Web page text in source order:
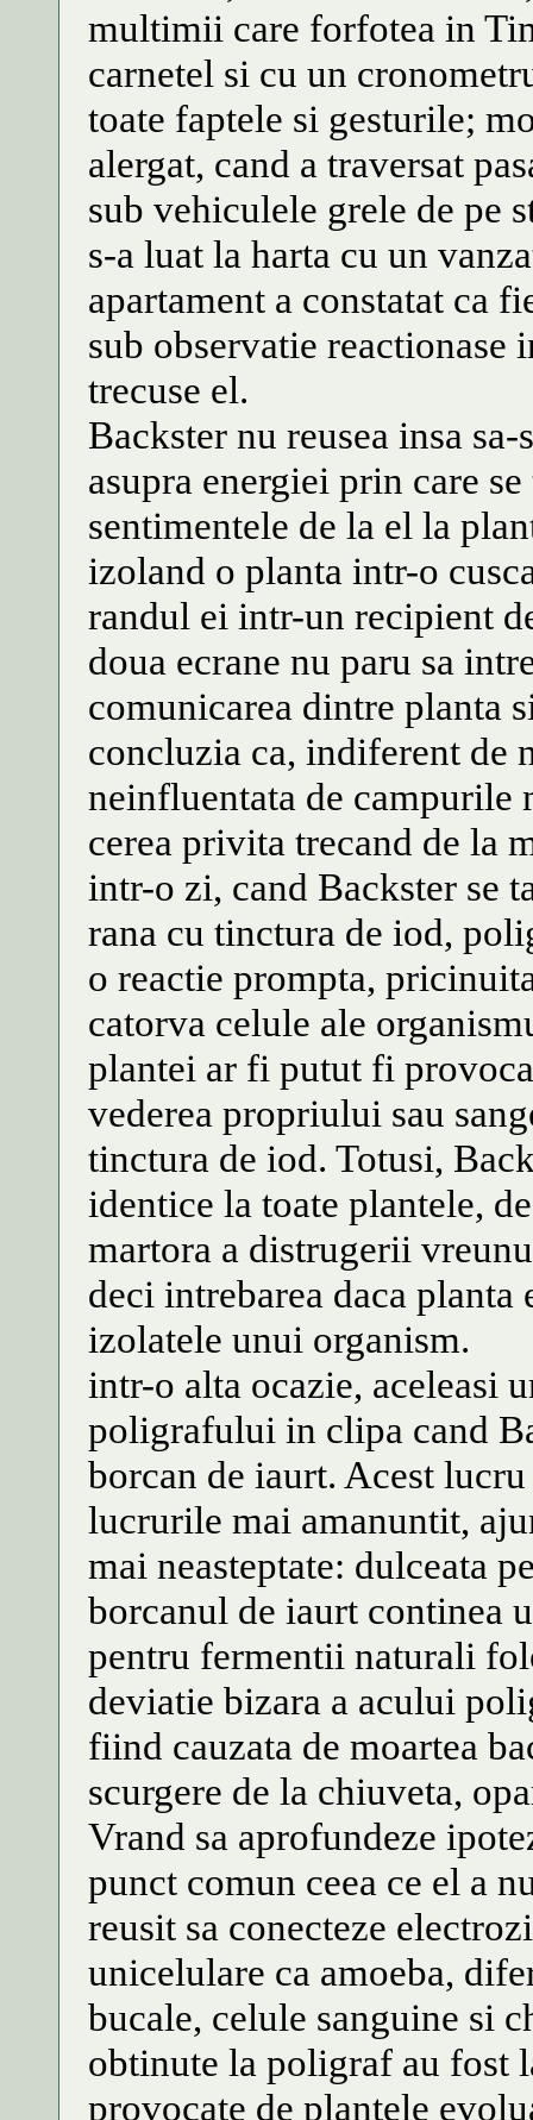
multimii care forfotea in
carnetel si cu un
toate faptele si gesturile;
alergat, cand a traversat
sub vehiculele grele de pe
s-a luat la harta cu un
apartament a constatat ca
sub observatie
trecuse el.
Backster nu reusea insa
asupra energiei prin care
sentimentele de la el la
izoland o planta intr-o
randul ei intr-un recipient
doua ecrane nu paru sa
comunicarea dintre planta
concluzia ca, indiferent de
neinfluentata de campurile
cerea privita trecand de la
intr-o zi, cand Backster se
rana cu tinctura de iod,
o reactie prompta,
catorva celule ale
plantei ar fi putut fi
vederea propriului sau
tinctura de iod. Totusi,
identice la toate plantele,
martora a distrugerii
deci intrebarea daca
izolatele unui organism.
intr-o alta ocazie, aceleasi
poligrafului in clipa cand
borcan de iaurt. Acest
lucrurile mai amanuntit,
mai neasteptate: dulceata
borcanul de iaurt continea
pentru fermentii naturali
deviatie bizara a acului
fiind cauzata de moartea
scurgere de la chiuveta,
Vrand sa aprofundeze
punct comun ceea ce el a
reusit sa conecteze
unicelulare ca amoeba,
bucale, celule sanguine si
obtinute la poligraf au fost
provocate de plantele